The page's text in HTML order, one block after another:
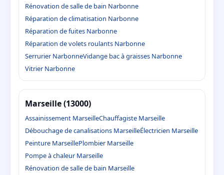
Rénovation de salle de bain Narbonne
Réparation de climatisation Narbonne
Réparation de fuites Narbonne
Réparation de volets roulants Narbonne
Serrurier NarbonneVidange bac à graisses Narbonne
Vitrier Narbonne
Marseille (13000)
Assainissement MarseilleChauffagiste Marseille
Débouchage de canalisations MarseilleÉlectricien Marseille
Peinture MarseillePlombier Marseille
Pompe à chaleur Marseille
Rénovation de salle de bain Marseille